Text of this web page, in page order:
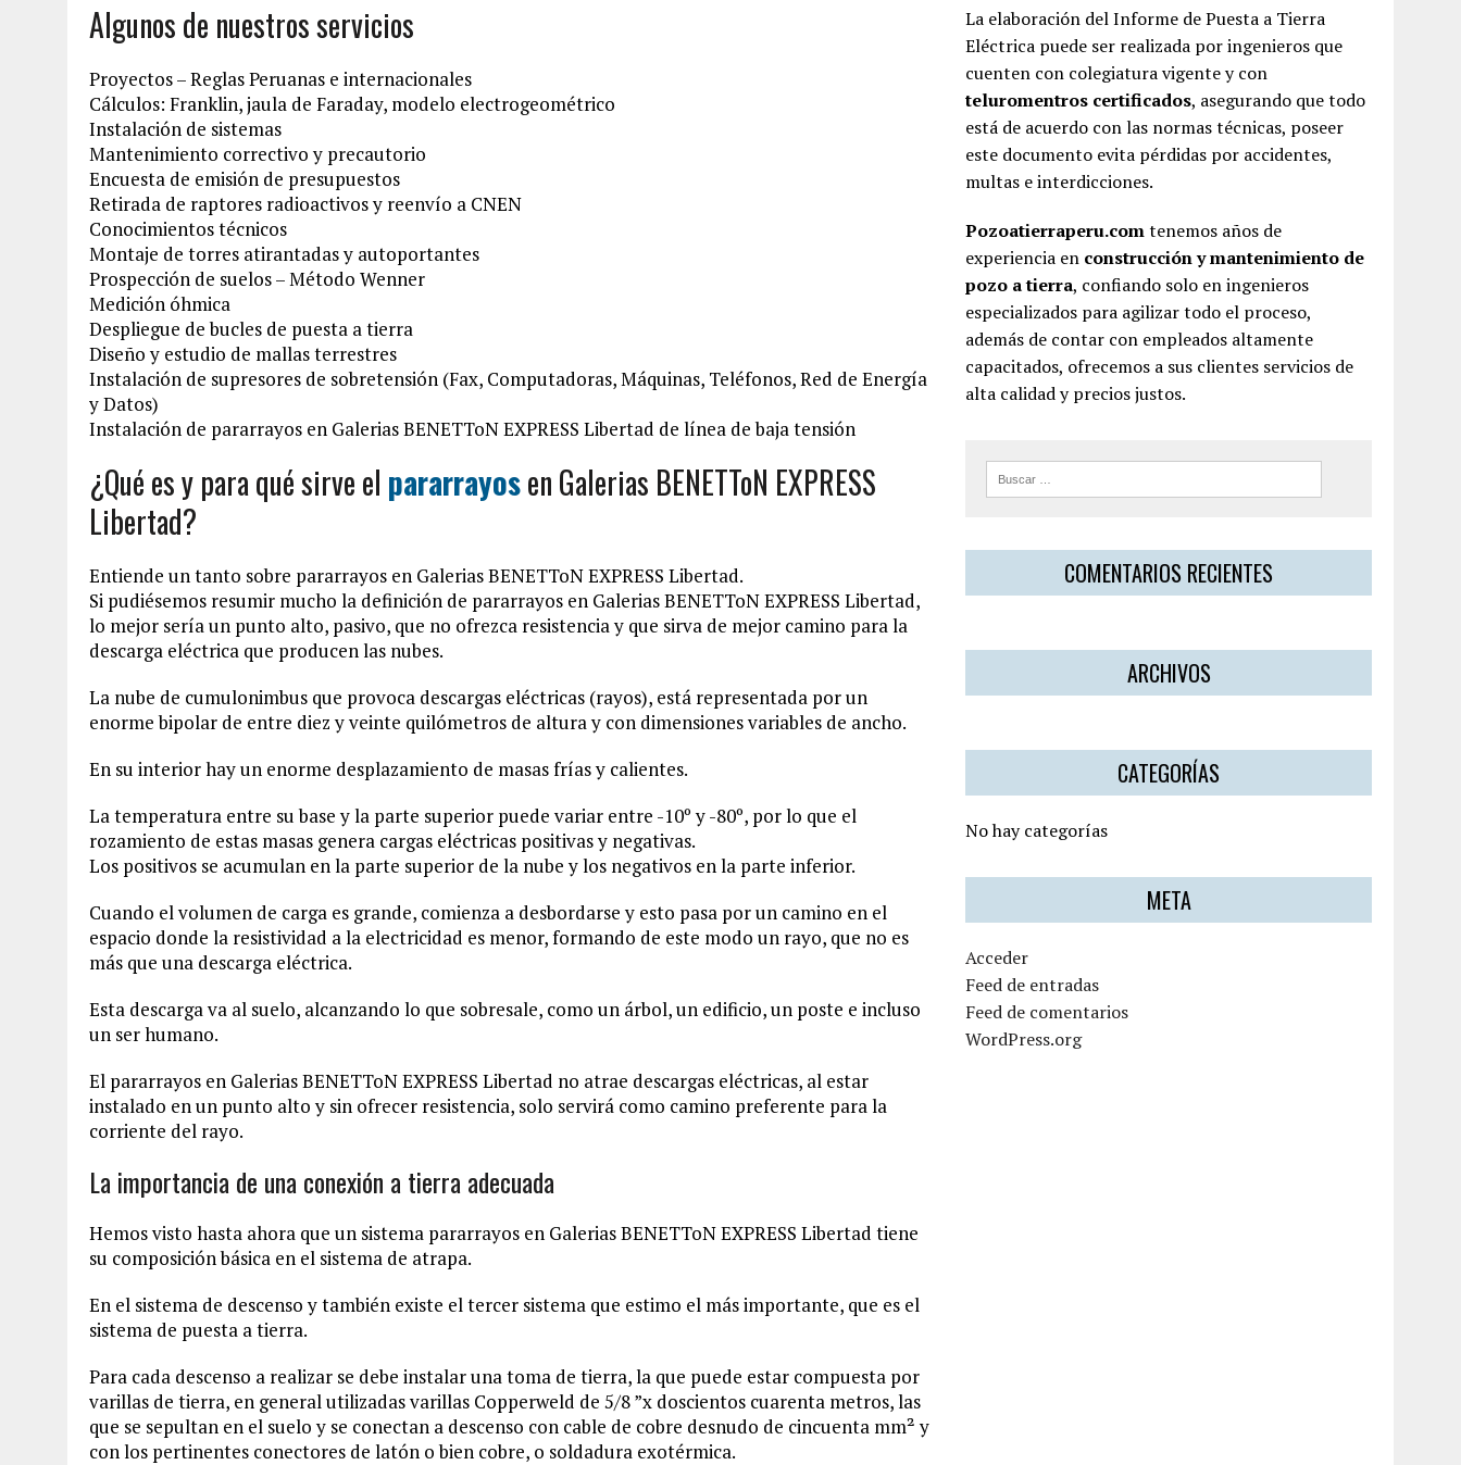
Algunos de nuestros servicios
Proyectos – Reglas Peruanas e internacionales
Cálculos: Franklin, jaula de Faraday, modelo electrogeométrico
Instalación de sistemas
Mantenimiento correctivo y precautorio
Encuesta de emisión de presupuestos
Retirada de raptores radioactivos y reenvío a CNEN
Conocimientos técnicos
Montaje de torres atirantadas y autoportantes
Prospección de suelos – Método Wenner
Medición óhmica
Despliegue de bucles de puesta a tierra
Diseño y estudio de mallas terrestres
Instalación de supresores de sobretensión (Fax, Computadoras, Máquinas, Teléfonos, Red de Energía
y Datos)
Instalación de pararrayos en Galerias BENETToN EXPRESS Libertad de línea de baja tensión
¿Qué es y para qué sirve el pararrayosen Galerias BENETToN EXPRESS
Libertad?
Entiende un tanto sobre pararrayos en Galerias BENETToN EXPRESS Libertad.
Si pudiésemos resumir mucho la definición de pararrayos en Galerias BENETToN EXPRESS Libertad,
lo mejor sería un punto alto, pasivo, que no ofrezca resistencia y que sirva de mejor camino para la
descarga eléctrica que producen las nubes.
La nube de cumulonimbus que provoca descargas eléctricas (rayos), está representada por un
enorme bipolar de entre diez y veinte quilómetros de altura y con dimensiones variables de ancho.
En su interior hay un enorme desplazamiento de masas frías y calientes.
La temperatura entre su base y la parte superior puede variar entre -10º y -80º, por lo que el
rozamiento de estas masas genera cargas eléctricas positivas y negativas.
Los positivos se acumulan en la parte superior de la nube y los negativos en la parte inferior.
Cuando el volumen de carga es grande, comienza a desbordarse y esto pasa por un camino en el
espacio donde la resistividad a la electricidad es menor, formando de este modo un rayo, que no es
más que una descarga eléctrica.
Esta descarga va al suelo, alcanzando lo que sobresale, como un árbol, un edificio, un poste e incluso
un ser humano.
El pararrayos en Galerias BENETToN EXPRESS Libertad no atrae descargas eléctricas, al estar
instalado en un punto alto y sin ofrecer resistencia, solo servirá como camino preferente para la
corriente del rayo.
La importancia de una conexión a tierra adecuada
Hemos visto hasta ahora que un sistema pararrayos en Galerias BENETToN EXPRESS Libertad tiene
su composición básica en el sistema de atrapa.
En el sistema de descenso y también existe el tercer sistema que estimo el más importante, que es el
sistema de puesta a tierra.
Para cada descenso a realizar se debe instalar una toma de tierra, la que puede estar compuesta por
varillas de tierra, en general utilizadas varillas Copperweld de 5/8 ”x doscientos cuarenta metros, las
que se sepultan en el suelo y se conectan a descenso con cable de cobre desnudo de cincuenta mm² y
con los pertinentes conectores de latón o bien cobre, o soldadura exotérmica.
La elaboración del Informe de Puesta a Tierra
Eléctrica puede ser realizada por ingenieros que
cuenten con colegiatura vigente y con
teluromentros certificados, asegurando que todo
está de acuerdo con las normas técnicas, poseer
este documento evita pérdidas por accidentes,
multas e interdicciones.
Pozoatierraperu.comtenemos años de
experiencia en construcción y mantenimiento de
pozo a tierra, confiando solo en ingenieros
especializados para agilizar todo el proceso,
además de contar con empleados altamente
capacitados, ofrecemos a sus clientes servicios de
alta calidad y precios justos.
COMENTARIOS RECIENTES
ARCHIVOS
CATEGORÍAS
No hay categorías
META
Acceder
Feed de entradas
Feed de comentarios
WordPress.org